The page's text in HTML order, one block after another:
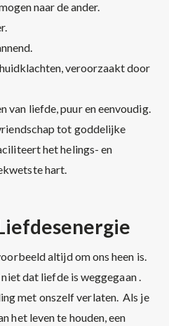
naar de ander.
veroorzaakt door
van liefde, puur en eenvoudig.
tot goddelijke
het helings- en
hart.
altijd om ons heen is.
dat liefde is weggegaan .
met onszelf verlaten. Als je
het leven te houden, een